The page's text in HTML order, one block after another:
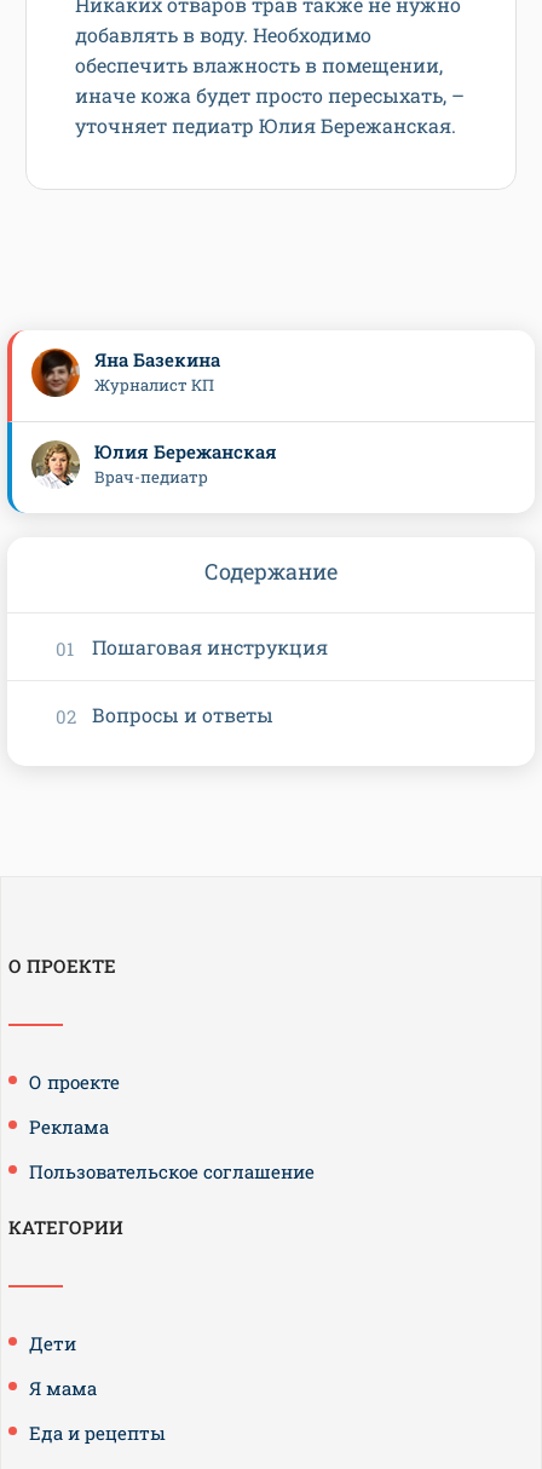
добавлять в воду. Необходимо
обеспечить влажность в помещении,
иначе кожа будет просто пересыхать, –
уточняет педиатр Юлия Бережанская.
Яна Базекина
Журналист КП
Юлия Бережанская
Врач-педиатр
Содержание
Пошаговая инструкция
Вопросы и ответы
О ПРОЕКТЕ
О проекте
Реклама
Пользовательское соглашение
КАТЕГОРИИ
Дети
Я мама
Еда и рецепты